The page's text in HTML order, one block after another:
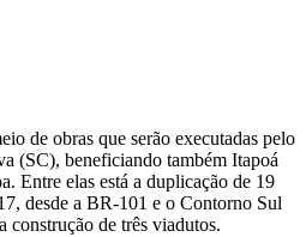
de obras que serão executadas pelo
(SC), beneficiando também Itapoá
Entre elas está a duplicação de 19
desde a BR-101 e o Contorno Sul
construção de três viadutos.